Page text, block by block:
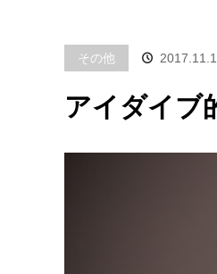
その他 2017.11.1
アイダイブ